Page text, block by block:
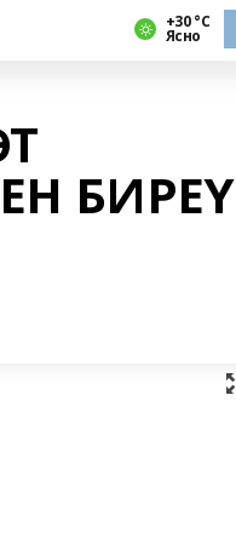
+30 °С
Ясно
БИРЕҮ